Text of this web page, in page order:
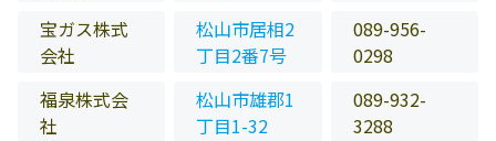
宝ガス株式
会社
松山市居相2
丁目2番7号
089-956-
0298
福泉株式会
社
松山市雄郡1
丁目1-32
089-932-
3288